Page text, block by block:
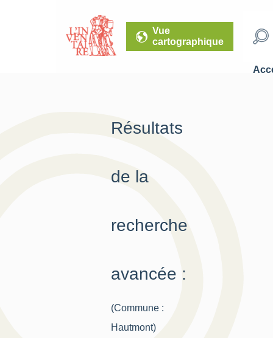
Vue
cartographique
Résultats
de la
recherche
avancée :
(Commune :
Hautmont)